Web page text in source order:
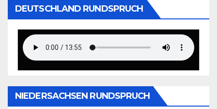
DEUTSCHLAND RUNDSPRUCH
NIEDERSACHSEN RUNDSPRUCH